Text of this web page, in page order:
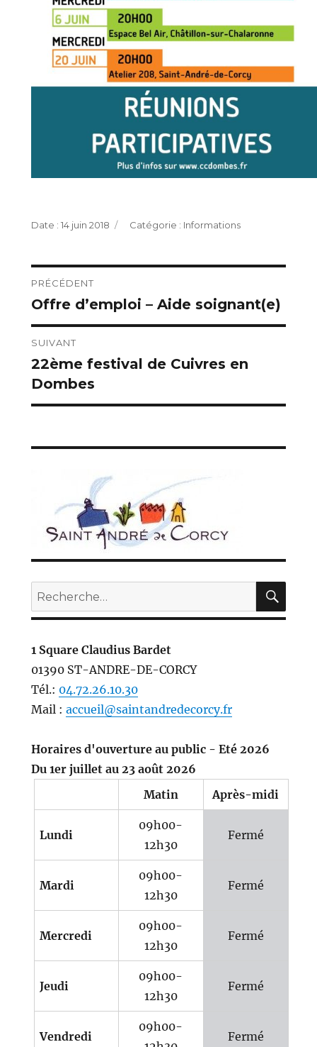
Publié
14 juin 2018 Catégories
Informations
Navigation
de
l’article
PRÉCÉDENT
Publication
précédente :
Offre d’emploi – Aide soignant(e)
SUIVANT
Publication
suivante :
22ème festival de Cuivres en
Dombes
Recherche
pour :
1 Square Claudius Bardet
01390 ST-ANDRE-DE-CORCY
Tél.: 04.72.26.10.30
Mail : accueil@saintandredecorcy.fr
Horaires d'ouverture au public - Eté 2026
Du 1er juillet au 23 août 2026
Matin
Après-midi
Lundi
09h00-
12h30
Fermé
Mardi
09h00-
12h30
Fermé
Mercredi
09h00-
12h30
Fermé
Jeudi
09h00-
12h30
Fermé
Vendredi
09h00-
Fermé